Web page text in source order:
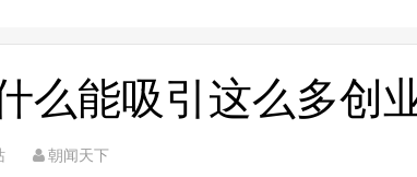
么能吸引这么多创
朝闻天下